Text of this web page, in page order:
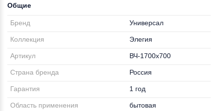
Общие
Бренд Универсал
Коллекция Элегия
Артикул ВЧ-1700х700
Страна бренда Россия
Гарантия 1 год
Область применения бытовая